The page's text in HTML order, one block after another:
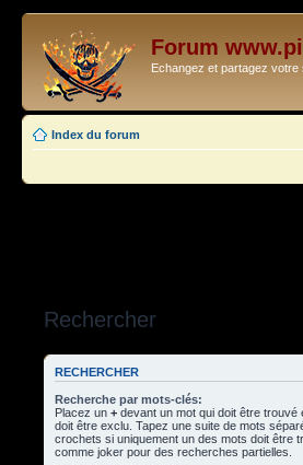
Forum
Echangez et partagez
Index du forum
Rechercher
RECHERCHER
Recherche par mots-clés:
Placez un + devant un mot qui doit être trouvé
doit être exclu. Tapez une suite de mots
crochets si uniquement un des mots doit être
comme joker pour des recherches partielles.